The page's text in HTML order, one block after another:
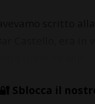
🔐 Sblocca il